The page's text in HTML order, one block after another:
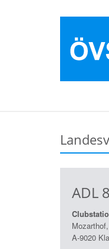
ADL
A-9020